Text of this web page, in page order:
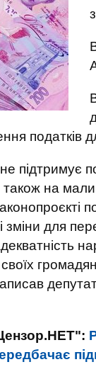
податків
підтримує
на
зміни для